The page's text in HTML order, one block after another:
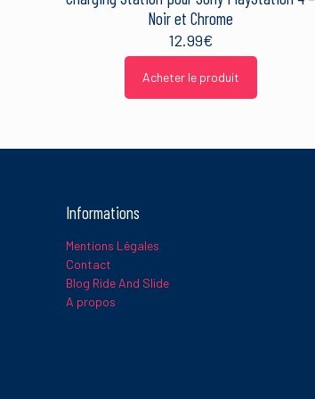
Noir et Chrome
12.99€
Acheter le produit
Informations
Mentions Légales
Contact
Blog Ride And Slide
A propos